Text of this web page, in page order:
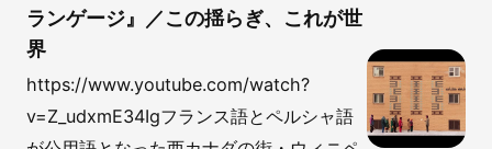
ランゲージ』／この揺らぎ、これが世
界
https://www.youtube.com/watch?
v=Z_udxmE34Igフランス語とペルシャ語